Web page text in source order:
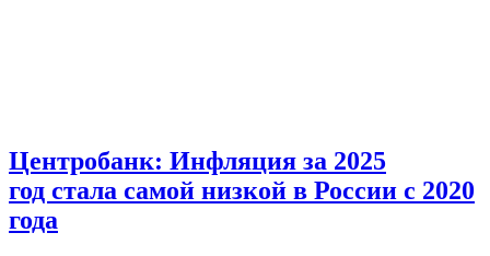
Центробанк: Инфляция за 2025
год стала самой низкой в России с 2020
года